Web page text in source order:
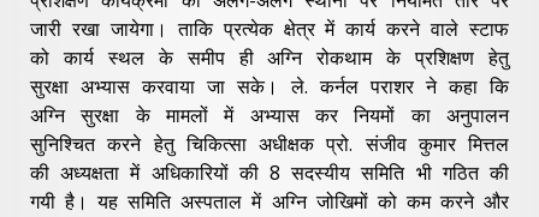
जारी रखा जायेगा। ताकि प्रत्येक क्षेत्र में कार्य करने वाले स्टाफ
को कार्य स्थल के समीप ही अग्नि रोकथाम के प्रशिक्षण हेतु
सुरक्षा अभ्यास करवाया जा सके। ले. कर्नल पराशर ने कहा कि
अग्नि सुरक्षा के मामलों में अभ्यास कर नियमों का अनुपालन
सुनिश्चित करने हेतु चिकित्सा अधीक्षक प्रो. संजीव कुमार मित्तल
की अध्यक्षता में अधिकारियों की 8 सदस्यीय समिति भी गठित की
गयी है। यह समिति अस्पताल में अग्नि जोखिमों को कम करने और